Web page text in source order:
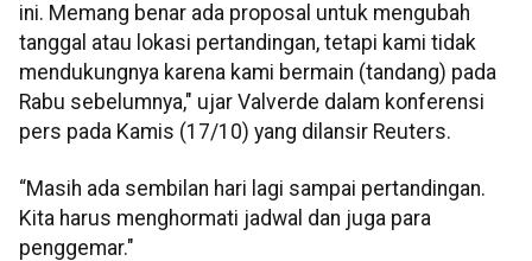
ini. Memang benar ada proposal untuk mengubah
tanggal atau lokasi pertandingan, tetapi kami tidak
mendukungnya karena kami bermain (tandang) pada
Rabu sebelumnya," ujar Valverde dalam konferensi
pers pada Kamis (17/10) yang dilansir Reuters.
“Masih ada sembilan hari lagi sampai pertandingan.
Kita harus menghormati jadwal dan juga para
penggemar."